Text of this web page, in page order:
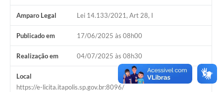
Feriados Municipais
Bairros Rurais
História
Galeria de Fotos
Ouvidoria Municipal
Amparo Legal Lei 14.133/2021, Art 28, I
Publicado em 17/06/2025 às 08h00
Realização em 04/07/2025 às 08h30
Local
https://e-licita.itapolis.sp.gov.br:8096/